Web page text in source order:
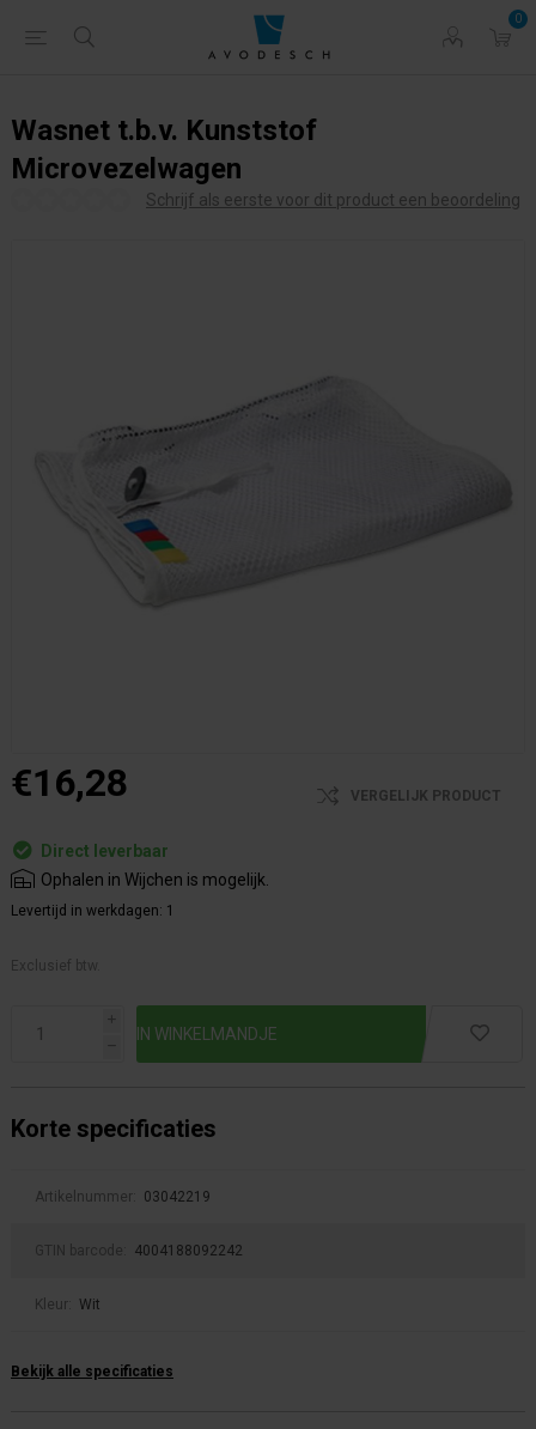
0
Wasnet t.b.v. Kunststof
Microvezelwagen
Schrijf als eerste voor dit product een beoordeling
€16,28 VERGELIJK PRODUCT
Direct leverbaar
Ophalen in Wijchen is mogelijk.
Levertijd in werkdagen: 1
Exclusief btw.
i
h
Korte specificaties
Artikelnummer: 03042219
GTIN barcode: 4004188092242
Kleur: Wit
Bekijk alle specificaties